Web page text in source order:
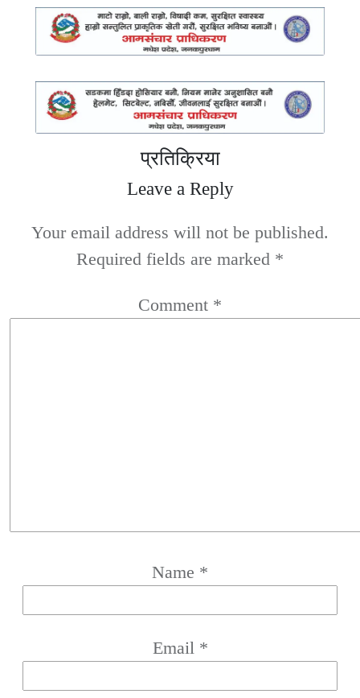
प्रतिक्रिया
Leave a Reply
Your email address will not be published.
Required fields are marked *
Comment *
Name *
Email *